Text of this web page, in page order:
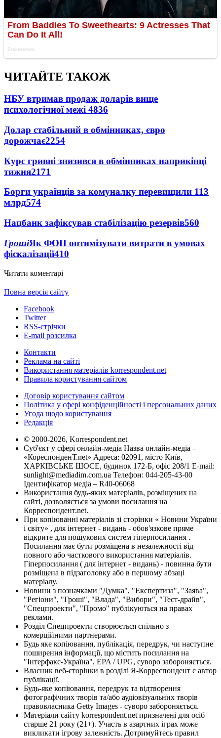
ЧИТАЙТЕ ТАКОЖ
НБУ втримав продаж доларів вище
психологічної межі 4836
Долар стабільний в обмінниках, євро
дорожчає2254
Курс гривні знизився в обмінниках наприкінці
тижня2171
Борги українців за комуналку перевищили 113
млрд574
Нацбанк зафіксував стабілізацію резервів560
ГрошіЯк ФОП оптимізувати витрати в умовах
фіскалізації410
Читати коментарі
Повна версія сайту
Facebook
Twitter
RSS-стрічки
E-mail розсилка
Контакти
Реклама на сайті
Використання матеріалів korrespondent.net
Правила користування сайтом
Договір користування сайтом
Політика у сфері конфіденційності і персональних даних
Угода щодо користування
Редакція
© 2000-2026, Korrespondent.net
Суб'єкт у сфері онлайн-медіа Назва онлайн-медіа –
«КореспонденТ.net» Адреса: 02091, місто Київ,
ХАРКІВСЬКЕ ШОСЕ, будинок 172-Б, офіс 208/1 E-mail:
sunlight@mediadim.com.ua Телефон: 044-205-43-00
Ідентифікатор медіа – R40-06068
Використання будь-яких матеріалів, розміщених на
сайті, дозволяється за умови посилання на
Корреспондент.net.
При копіюванні матеріалів зі сторінки « Новини України
і світу» , для інтернет - видань - обов'язкове пряме
відкрите для пошукових систем гіперпосилання .
Посилання має бути розміщена в незалежності від
повного або часткового використання матеріалів.
Гіперпосилання ( для інтернет - видань) - повинна бути
розміщена в підзаголовку або в першому абзаці
матеріалу.
Новини з позначками "Думка", "Експертиза", "Заява",
"Регіони", "Гроші", "Влада", "Вибори", "Тест-драйв",
"Спецпроекти", "Промо" публікуються на правах
реклами.
Розділ Спецпроекти створюється спільно з
комерційними партнерами.
Будь яке копіювання, публікація, передрук, чи наступне
поширення інформації, що містить посилання на
"Інтерфакс-Україна", EPA / UPG, суворо забороняється.
Власник веб-сторінки в розділі Я-Корреспондент є автор
публікації.
Будь-яке копіювання, передрук та відтворення
фотографічних творів та/або аудіовізуальних творів
правовласника Getty Images - суворо забороняється.
Матеріали сайту korrespondent.net призначені для осіб
старше 21 року (21+). Участь в азартних іграх може
викликати ігрову залежність. Дотримуйтесь правил